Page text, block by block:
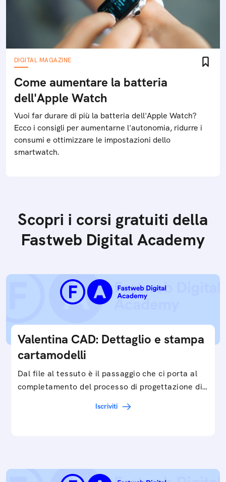
DIGITAL MAGAZINE
Come aumentare la batteria
dell'Apple Watch
Vuoi far durare di più la batteria dell'Apple Watch?
Ecco i consigli per aumentarne l'autonomia, ridurre i
consumi e ottimizzare le impostazioni dello
smartwatch.
Scopri i corsi gratuiti della
Fastweb Digital Academy
Valentina CAD: Dettaglio e stampa
cartamodelli
Dal file al tessuto è il passaggio che ci porta al
completamento del processo di progettazione di
Iscriviti